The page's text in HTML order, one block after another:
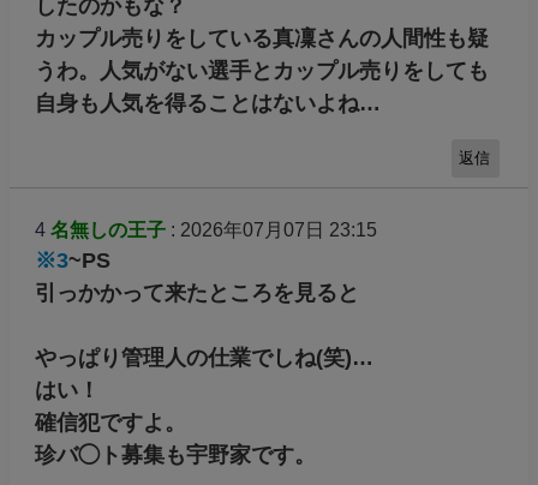
したのかもな？
カップル売りをしている真凜さんの人間性も疑
うわ。人気がない選手とカップル売りをしても
自身も人気を得ることはないよね…
返信
4 名無しの王子: 2026年07月07日 23:15
※3~PS
引っかかって来たところを見ると
やっぱり管理人の仕業でしね(笑)…
はい！
確信犯ですよ。
珍バ◯ト募集も宇野家です。